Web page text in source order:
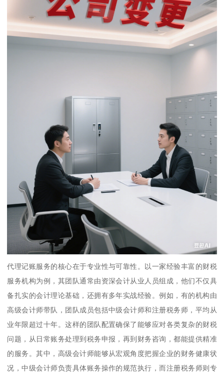
代理记账服务的核心在于专业性与可靠性。以一家经验丰富的财税
服务机构为例，其团队通常由资深会计从业人员组成，他们不仅具
备扎实的会计理论基础，还拥有多年实战经验。例如，有的机构由
高级会计师带队，团队成员包括中级会计师和注册税务师，平均从
业年限超过十年。这样的团队配置确保了能够应对各类复杂的财税
问题，从日常账务处理到税务申报，再到财务咨询，都能提供精准
的服务。其中，高级会计师能够从宏观角度把握企业的财务健康状
况，中级会计师负责具体账务操作的规范执行，而注册税务师则专